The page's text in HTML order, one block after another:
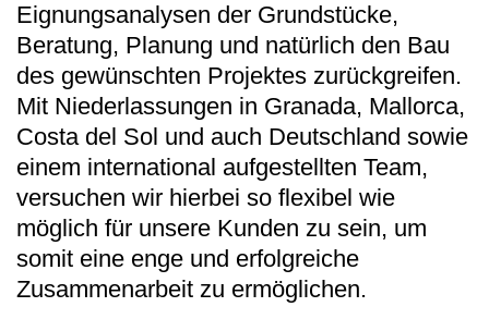
Eignungsanalysen der Grundstücke,
Beratung, Planung und natürlich den Bau
des gewünschten Projektes zurückgreifen.
Mit Niederlassungen in Granada, Mallorca,
Costa del Sol und auch Deutschland sowie
einem international aufgestellten Team,
versuchen wir hierbei so flexibel wie
möglich für unsere Kunden zu sein, um
somit eine enge und erfolgreiche
Zusammenarbeit zu ermöglichen.